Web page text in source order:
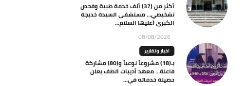
أكثر من (37) ألف خدمة طبية وفحص
تشخيصي… مستشفى السيدة خديجة
الكبرى (عليها السلام...
08/08/2026
اخبار وتقارير
بـ(18) مشروعاً نوعياً و(80) مشاركة
فاعلة… معهد أديبات الطف يعلن
حصيلة خدماته في...